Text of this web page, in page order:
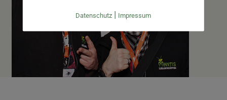
Datenschutz | Impressum